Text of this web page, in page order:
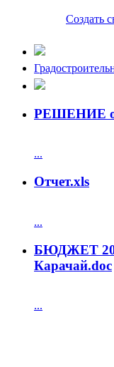
Создать
РЕШЕНИЕ о
...
Отчет.xls
...
БЮДЖЕТ
Карачай.doc
...